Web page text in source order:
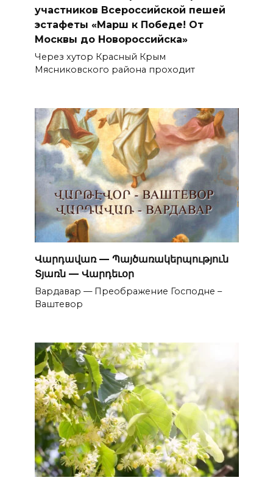
участников Всероссийской пешей
эстафеты «Марш к Победе! От
Москвы до Новороссийска»
Через хутор Красный Крым
Мясниковского района проходит
Վարդավառ — Պայծառակերպություն
Տյառն — Վարդեւօր
Вардавар — Преображение Господне –
Ваштевор